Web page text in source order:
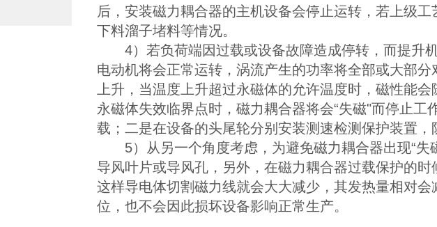
后，安装磁力耦合器的主机设备会停止运转，若上级
下料溜子堵料等情况。
4）若负荷端因过载或设备故障造成停转，而提升
电动机将会正常运转，涡流产生的功率将全部或大部
上升，当温度上升超过永磁体的允许温度时，磁性能
永磁体失效临界点时，磁力耦合器将会“失磁"而停止
载；二是在设备的头尾轮分别安装测速检测保护装置
5）从另一个角度考虑，为避免磁力耦合器出现“失
导风叶片或导风孔，另外，在磁力耦合器过载保护的
这样导电体切割磁力线就会大大减少，其发热量相对
位，也不会因此损坏设备影响正常生产。